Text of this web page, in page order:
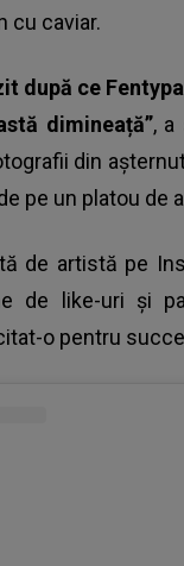
cu caviar.
după ce
dimineață”, a
din
pe un platou de
de artistă pe
de like-uri și
o pentru